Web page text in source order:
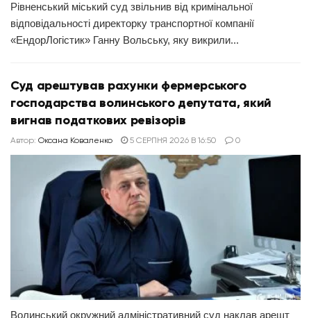
Рівненський міський суд звільнив від кримінальної
відповідальності директорку транспортної компанії
«ЕндорЛогістик» Ганну Вольську, яку викрили...
Суд арештував рахунки фермерського
господарства волинського депутата, який
вигнав податкових ревізорів
Автор: Оксана Коваленко 5 СЕРПНЯ 2026 В 16:50 0
Волинський окружний адміністративний суд наклав арешт